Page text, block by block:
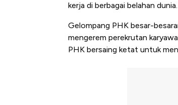
kerja di berbagai belahan dunia.
Gelompang PHK besar-
mengerem perekrutan
PHK bersaing ketat untuk